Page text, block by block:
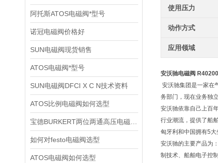
阿托斯ATOS电磁阀*型号
诺冠电磁阀价格好
SUN电磁阀现货销售
ATOS电磁阀*型号
SUN电磁阀DFCI X C N技术资料
ATOS比例电磁阀如何选型
如何对festo电磁阀选型
ATOS电磁阀如何选型
使用压力
动作方式
应用领域
安沃驰电磁阀
安沃驰集团是一家在
务部门，现在业务独
安沃驰依靠自己上百
行业潮流，提供了船
匈牙利和中国拥有5
安沃驰的主要产品为
制技术、船舶电子控